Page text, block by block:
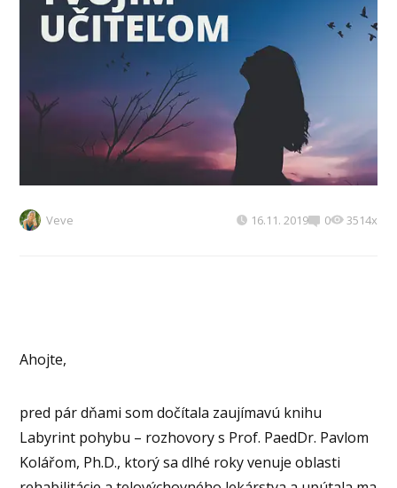
Veve 16.11. 2019 0 3514x
Ahojte,
pred pár dňami som dočítala zaujímavú knihu
Labyrint pohybu – rozhovory s Prof. PaedDr. Pavlom
Kolářom, Ph.D., ktorý sa dlhé roky venuje oblasti